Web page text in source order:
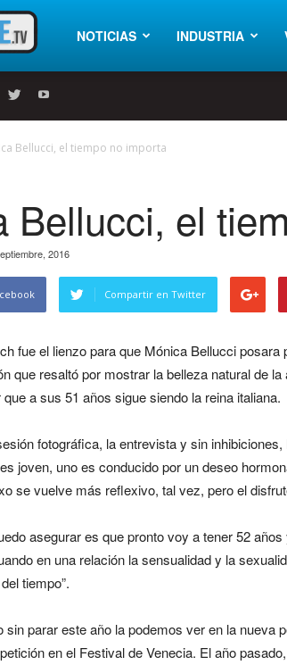
AsíNOTICIAS INDUSTRIA
Bellucci, el tiempo no importa
Bellucci, el
2016
Compartir en Twitter
fue el lienzo para que Mónica Bellucci posara
que resaltó por mostrar la belleza natural de
a sus 51 años sigue siendo la reina italiana.
fotográfica, la entrevista y sin
joven, uno es conducido por un deseo
se vuelve más reflexivo, tal vez, pero el
asegurar es que pronto voy a tener 52
en una relación la sensualidad y la
tiempo”.
sin parar este año la podemos ver en la nueva
en el Festival de Venecia. El año